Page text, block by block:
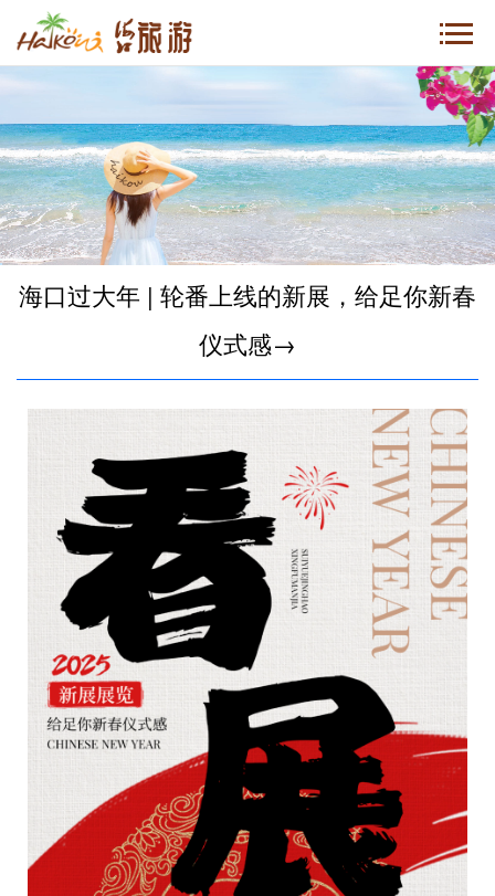
海口过大年 | 轮番上线的新展，给足你新春
仪式感→